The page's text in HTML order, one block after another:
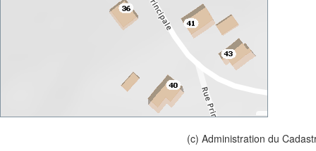
(c) Administration du